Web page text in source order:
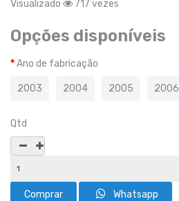
Visualizado
717 vezes
Opções disponíveis
Ano de fabricação
2003 2004 2005 2006
Qtd
Whatsapp